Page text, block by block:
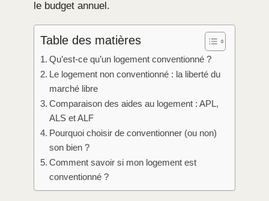
le budget annuel.
Table des matières
Qu’est-ce qu’un logement conventionné ?
Le logement non conventionné : la liberté du
marché libre
Comparaison des aides au logement : APL,
ALS et ALF
Pourquoi choisir de conventionner (ou non)
son bien ?
Comment savoir si mon logement est
conventionné ?